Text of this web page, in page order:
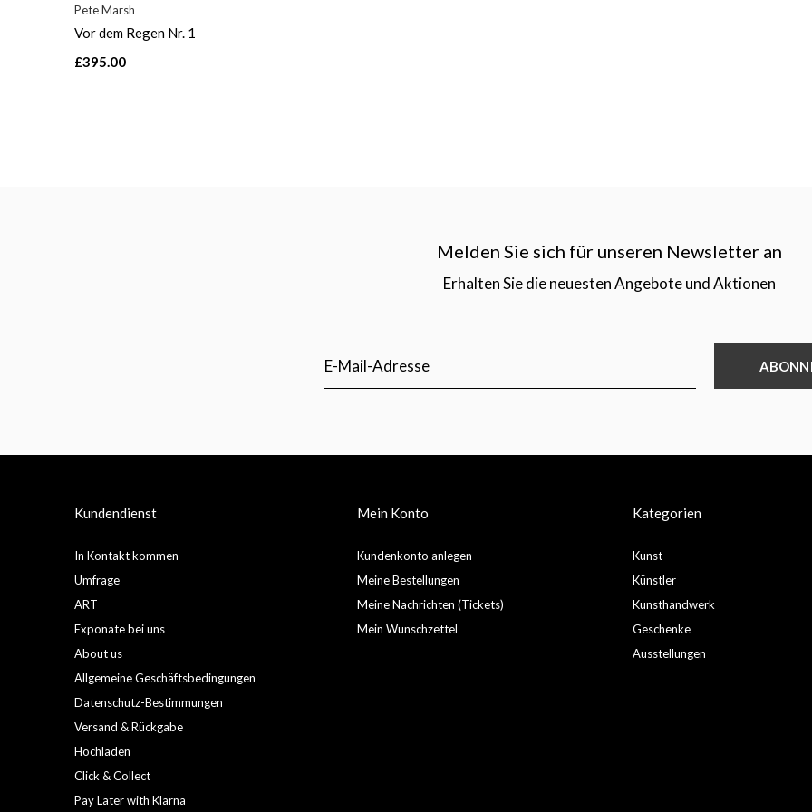
Pete Marsh
Vor dem Regen Nr. 1
£395.00
Melden Sie sich für unseren Newsletter an
Erhalten Sie die neuesten Angebote und Aktionen
Kundendienst
In Kontakt kommen
Umfrage
ART
Exponate bei uns
About us
Allgemeine Geschäftsbedingungen
Datenschutz-Bestimmungen
Versand & Rückgabe
Hochladen
Click & Collect
Pay Later with Klarna
Mein Konto
Kundenkonto anlegen
Meine Bestellungen
Meine Nachrichten (Tickets)
Mein Wunschzettel
Kategorien
Kunst
Künstler
Kunsthandwerk
Geschenke
Ausstellungen